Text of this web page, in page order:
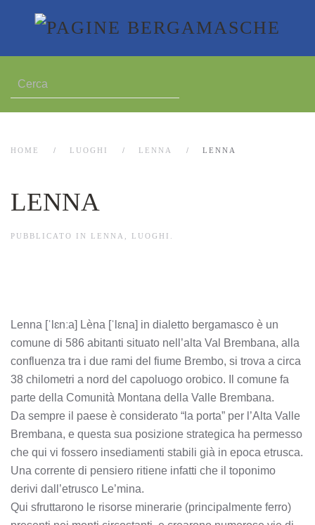
HOME LUOGHI LENNA LENNA
LENNA
PUBBLICATO IN LENNA LUOGHI
Lenna [ˈlɛnːa] Lèna [ˈlɛna] in dialetto bergamasco è un
comune di 586 abitanti situato nell’alta Val Brembana, alla
confluenza tra i due rami del fiume Brembo, si trova a circa
38 chilometri a nord del capoluogo orobico. Il comune fa
parte della Comunità Montana della Valle Brembana.
Da sempre il paese è considerato “la porta” per l’Alta Valle
Brembana, e questa sua posizione strategica ha permesso
che qui vi fossero insediamenti stabili già in epoca etrusca.
Una corrente di pensiero ritiene infatti che il toponimo
derivi dall’etrusco Le’mina.
Qui sfruttarono le risorse minerarie (principalmente ferro)